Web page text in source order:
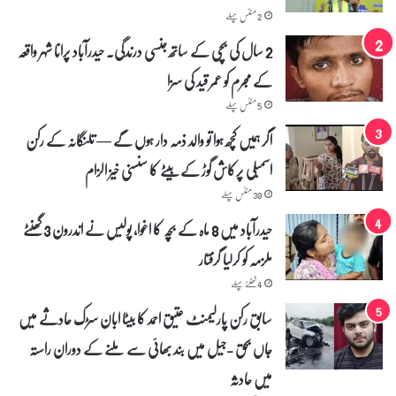
م
ح
م
د
ص
ا
ب
ر
پ
ا
ش
ا
ہ
ق
ا
د
ر
ی
ن
ے
2 منٹس پہلے
2 سال کی بچی کے ساتھ جنسی درندگی۔ حیدرآباد پرانا شہر واقعہ
کے مجرم کو عمر قید کی سزا
5 منٹس پہلے
اگر ہمیں کچھ ہوا تو والد ذمہ دار ہوں گے — تلنگانہ کے رکن
اسمبلی پرکاش گوڑ کے بیٹے کا سنسنی خیز الزام
30 منٹس پہلے
حیدرآباد میں 8 ماہ کے بچہ کا اغوا، پولیس نے اندرون 3 گھنٹے
ملزمہ کو کرلیا گرفتار
4 گھنٹے پہلے
سابق رکن پارلیمنٹ عتیق احمد کا بیٹا ابان سڑک حادثے میں
جاں بحق -جیل میں بند بھائی سے ملنے کے دوران راستہ
میں حادثہ